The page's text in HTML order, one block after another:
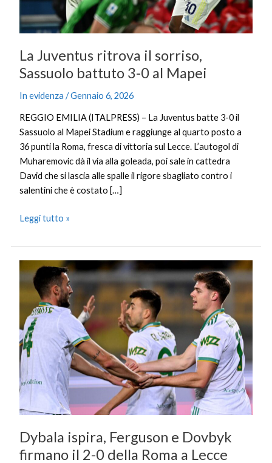
La Juventus ritrova il sorriso,
Sassuolo battuto 3-0 al Mapei
In evidenza /Gennaio 6, 2026
REGGIO EMILIA (ITALPRESS) – La Juventus batte 3-0 il
Sassuolo al Mapei Stadium e raggiunge al quarto posto a
36 punti la Roma, fresca di vittoria sul Lecce. L’autogol di
Muharemovic dà il via alla goleada, poi sale in cattedra
David che si lascia alle spalle il rigore sbagliato contro i
salentini che è costato […]
al
Mapei
Leggi tutto »
Dybala ispira, Ferguson e Dovbyk
firmano il 2-0 della Roma a Lecce
Dybala
ispira,
Ferguson
Dovbyk
firmano
il
2-
0
della
Roma
Lecce